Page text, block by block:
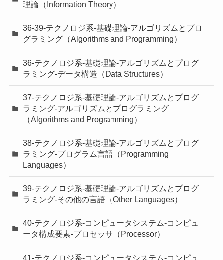
理論（Information Theory）
36-39-テクノロジ系-基礎理論-アルゴリズムとプロ
グラミング（Algorithms and Programming）
36-テクノロジ系-基礎理論-アルゴリズムとプログ
ラミング-データ構造（Data Structures）
37-テクノロジ系-基礎理論-アルゴリズムとプログ
ラミング-アルゴリズムとプログラミング
（Algorithms and Programming）
38-テクノロジ系-基礎理論-アルゴリズムとプログ
ラミング-プログラム言語（Programming
Languages）
39-テクノロジ系-基礎理論-アルゴリズムとプログ
ラミング-その他の言語（Other Languages）
40-テクノロジ系-コンピュータシステム-コンピュ
ータ構成要素-プロセッサ（Processor）
41-テクノロジ系-コンピュータシステム-コンピュ